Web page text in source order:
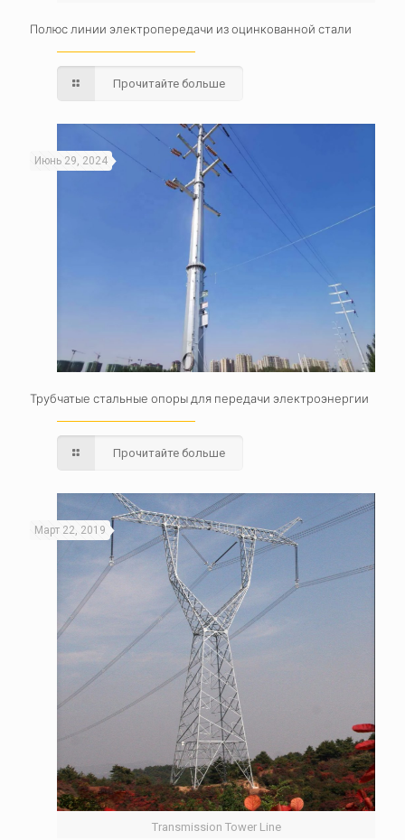
Полюс линии электропередачи из оцинкованной стали
Прочитайте больше
Июнь 29, 2024
Трубчатые стальные опоры для передачи электроэнергии
Прочитайте больше
Transmission Tower Line
Март 22, 2019